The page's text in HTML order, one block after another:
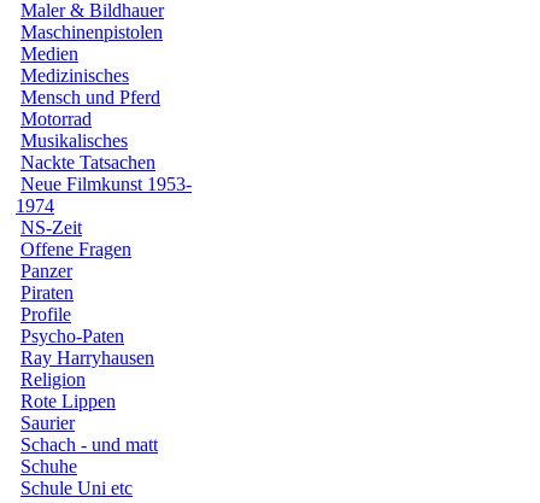
Maler & Bildhauer
Maschinenpistolen
Medien
Medizinisches
Mensch und Pferd
Motorrad
Musikalisches
Nackte Tatsachen
Neue Filmkunst 1953-
1974
NS-Zeit
Offene Fragen
Panzer
Piraten
Profile
Psycho-Paten
Ray Harryhausen
Religion
Rote Lippen
Saurier
Schach - und matt
Schuhe
Schule Uni etc